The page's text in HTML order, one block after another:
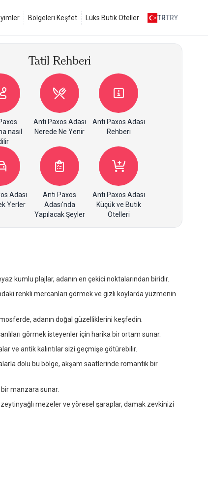
Bölgeleri Keşfet Lüks Butik Oteller TRTRY
Tatil Rehberi
nasıl
Anti Paxos Adası
Nerede Ne Yenir
Anti Paxos Adası
Rehberi
Adası
Yerler
Anti Paxos
Adası'nda
Yapılacak Şeyler
Anti Paxos Adası
Küçük ve Butik
Otelleri
kumlu plajlar, adanın en çekici noktalarından biridir.
renkli mercanları görmek ve gizli koylarda yüzmenin
adanın doğal güzelliklerini keşfedin.
görmek isteyenler için harika bir ortam sunar.
ve antik kalıntılar sizi geçmişe götürebilir.
dolu bu bölge, akşam saatlerinde romantik bir
manzara sunar.
mezeler ve yöresel şaraplar, damak zevkinizi